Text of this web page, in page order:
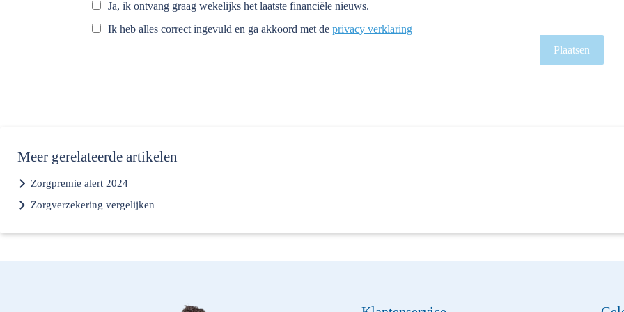
Ja, ik ontvang graag wekelijks het laatste financiële nieuws.
Ik heb alles correct ingevuld en ga akkoord met de privacy verklaring
Plaatsen
Meer gerelateerde artikelen
Zorgpremie alert 2024
Zorgverzekering vergelijken